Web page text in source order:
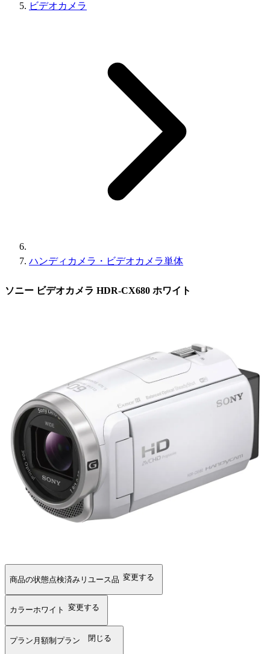
ビデオカメラ
ハンディカメラ・ビデオカメラ単体
ソニー ビデオカメラ HDR-CX680 ホワイト
商品の状態点検済みリユース品 変更する
カラーホワイト 変更する
プラン 月額制プラン 閉じる